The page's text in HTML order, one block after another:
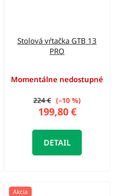
Stolová vŕtačka GTB 13
PRO
Momentálne nedostupné
199,80 €
224 € (–10 %)
DETAIL
Akcia